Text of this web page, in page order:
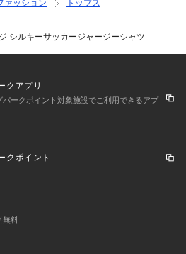
ァッション
トップス
シルキーサッカージャージーシャツ
クアプリ
ークポイント対象施設でご利用できるアプ
クポイント
無料